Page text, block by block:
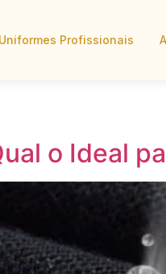
Uniformes Profissionais
o Ideal